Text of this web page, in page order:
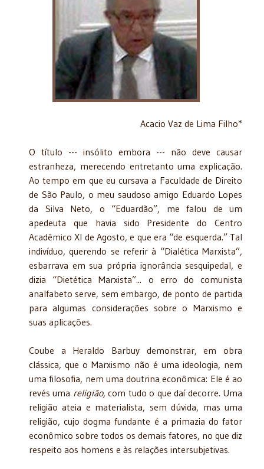
Acacio Vaz de Lima Filho*
O título --- insólito embora --- não deve causar
estranheza, merecendo entretanto uma explicação.
Ao tempo em que eu cursava a Faculdade de Direito
de São Paulo, o meu saudoso amigo Eduardo Lopes
da Silva Neto, o “Eduardão”, me falou de um
apedeuta que havia sido Presidente do Centro
Acadêmico XI de Agosto, e que era “de esquerda.” Tal
indivíduo, querendo se referir à “Dialética Marxista”,
esbarrava em sua própria ignorância sesquipedal, e
dizia “Dietética Marxista”... o erro do comunista
analfabeto serve, sem embargo, de ponto de partida
para algumas considerações sobre o Marxismo e
suas aplicações.
Coube a Heraldo Barbuy demonstrar, em obra
clássica, que o Marxismo não é uma ideologia, nem
uma filosofia, nem uma doutrina econômica: Ele é ao
revés uma religião,com tudo o que daí decorre. Uma
religião ateia e materialista, sem dúvida, mas uma
religião, cujo dogma fundante é a primazia do fator
econômico sobre todos os demais fatores, no que diz
respeito aos homens e às relações intersubjetivas.